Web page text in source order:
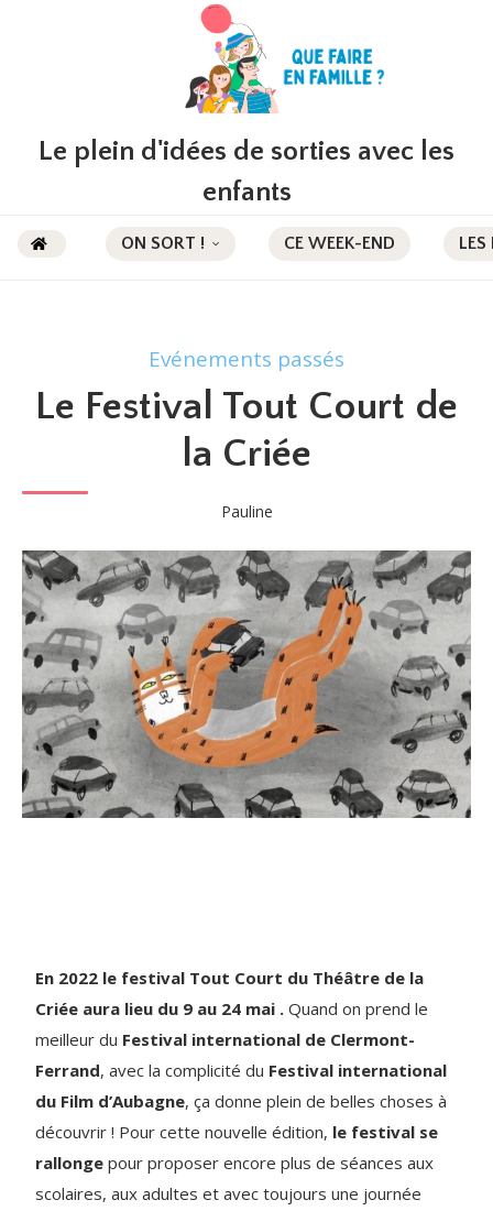
Le plein d'idées de sorties avec les
enfants
ON SORT ! CE WEEK-END LES
Evénements passés
Le Festival Tout Court de
la Criée
Pauline
En 2022 le festival Tout Court du Théâtre de la
Criée aura lieu du 9 au 24 mai . Quand on prend le
meilleur du Festival international de Clermont-
Ferrand, avec la complicité du Festival international
du Film d’Aubagne, ça donne plein de belles choses à
découvrir ! Pour cette nouvelle édition, le festival se
rallonge pour proposer encore plus de séances aux
scolaires, aux adultes et avec toujours une journée